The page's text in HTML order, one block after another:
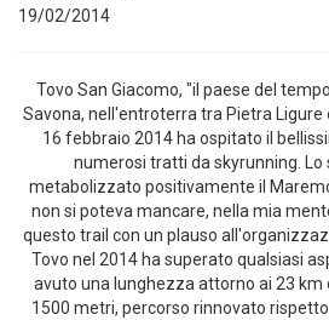
19/02/2014
Tovo San Giacomo, "il paese del
Savona, nell'entroterra tra Pietra Ligure
16 febbraio 2014 ha ospitato il
numerosi tratti da skyrunning. Lo
metabolizzato positivamente il
non si poteva mancare, nella mia
questo trail con un plauso
Tovo nel 2014 ha superato qualsiasi
avuto una lunghezza attorno ai 23 km
1500 metri, percorso rinnovato